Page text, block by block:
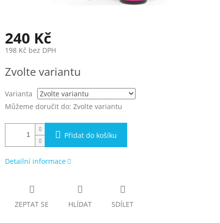
240 Kč
198 Kč bez DPH
cena:
Zvolte variantu
Varianta
Můžeme doručit do: Zvolte variantu
Přidat do košíku
Detailní informace
ZEPTAT SE HLÍDAT SDÍLET